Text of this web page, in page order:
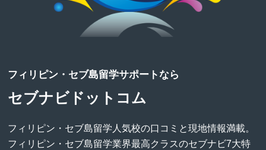
フィリピン・セブ島留学サポートなら
セブナビドットコム
フィリピン・セブ島留学人気校の口コミと現地情報満載。
フィリピン・セブ島留学業界最高クラスのセブナビ7大特